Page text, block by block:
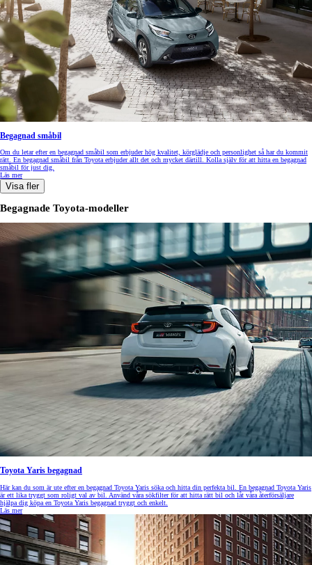
Begagnad småbil
Om du letar efter en begagnad småbil som erbjuder hög kvalitet, körglädje och personlighet så har du kommit
rätt. En begagnad småbil från Toyota erbjuder allt det och mycket därtill. Kolla själv för att hitta en begagnad
småbil för just dig.
Läs mer
Visa fler
Begagnade Toyota-modeller
Toyota Yaris begagnad
Här kan du som är ute efter en begagnad Toyota Yaris söka och hitta din perfekta bil. En begagnad Toyota Yaris
är ett lika tryggt som roligt val av bil. Använd våra sökfilter för att hitta rätt bil och låt våra återförsäljare
hjälpa dig köpa en Toyota Yaris begagnad tryggt och enkelt.
Läs mer